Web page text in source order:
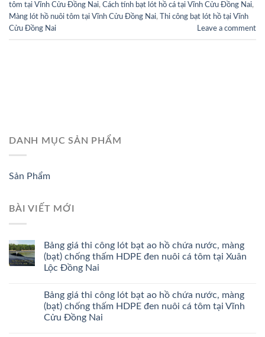
tôm tại Vĩnh Cửu Đồng Nai, Cách tính bạt lót hồ cá tại Vĩnh Cửu Đồng Nai,
Màng lót hồ nuôi tôm tại Vĩnh Cửu Đồng Nai,
Thi công bạt lót hồ tại Vĩnh
Cửu Đồng Nai
Leave a comment
DANH MỤC SẢN PHẨM
Sản Phẩm
BÀI VIẾT MỚI
Bảng giá thi công lót bạt ao hồ chứa nước, màng
(bạt) chống thấm HDPE đen nuôi cá tôm tại Xuân
Lộc Đồng Nai
Bảng giá thi công lót bạt ao hồ chứa nước, màng
(bạt) chống thấm HDPE đen nuôi cá tôm tại Vĩnh
Cửu Đồng Nai